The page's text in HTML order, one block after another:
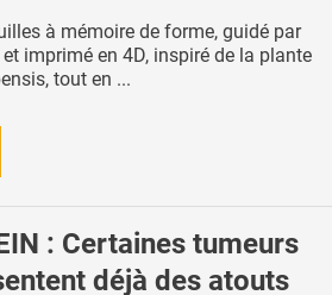
à mémoire de forme, guidé par
imprimé en 4D, inspiré de la plante
tout en ...
: Certaines tumeurs
déjà des atouts